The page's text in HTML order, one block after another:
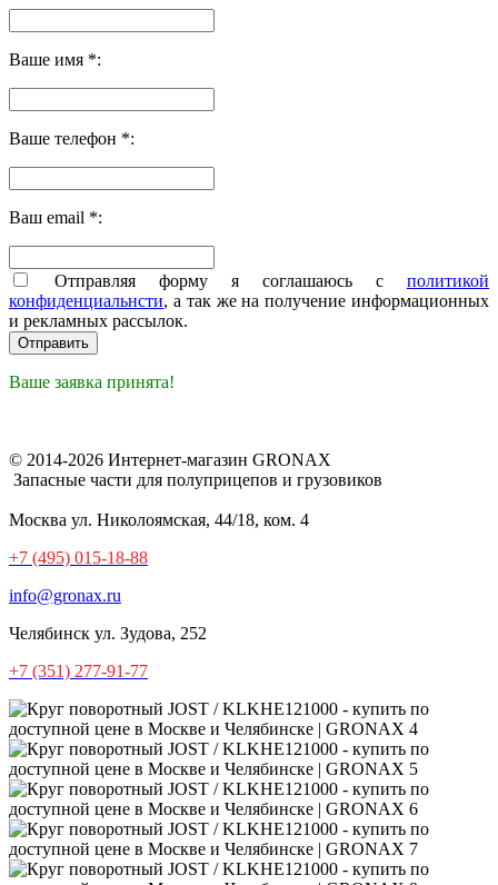
Ваше имя *:
Ваше телефон *:
Ваш email *:
Отправляя форму я соглашаюсь с политикой
конфиденциальнсти, а так же на получение информационных
и рекламных рассылок.
Ваше заявка принята!
© 2014-2026 Интернет-магазин GRONAX
Запасные части для полуприцепов и грузовиков
Москва ул. Николоямская, 44/18, ком. 4
+7 (495) 015-18-88
info@gronax.ru
Челябинск ул. Зудова, 252
+7 (351) 277-91-77